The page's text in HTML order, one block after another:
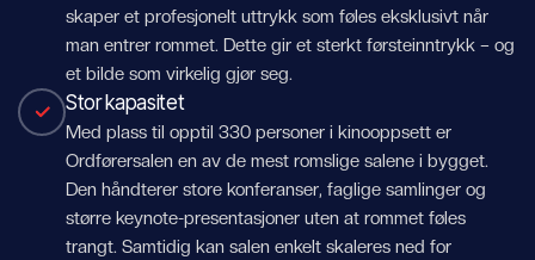
skaper et profesjonelt uttrykk som føles eksklusivt når
man entrer rommet. Dette gir et sterkt førsteinntrykk – og
et bilde som virkelig gjør seg.
Stor kapasitet
Med plass til opptil 330 personer i kinooppsett er
Ordførersalen en av de mest romslige salene i bygget.
Den håndterer store konferanser, faglige samlinger og
større keynote-presentasjoner uten at rommet føles
trangt. Samtidig kan salen enkelt skaleres ned for